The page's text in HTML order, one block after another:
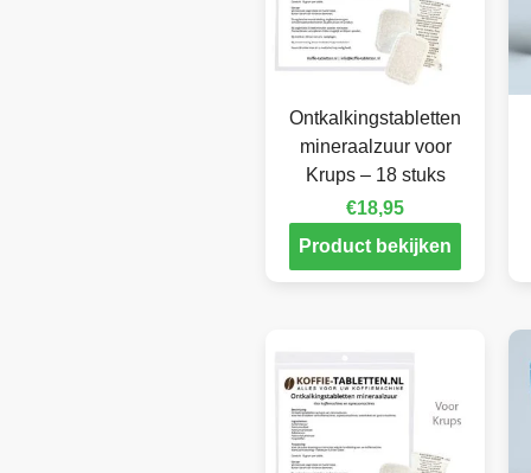
Ontkalkingstabletten
mineraalzuur voor
Krups – 18 stuks
€18,95
Product bekijken